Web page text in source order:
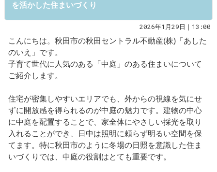
を活かした住まいづくり
2026年1月29日｜13:00
こんにちは。秋田市の秋田セントラル不動産(株)「あした
のいえ」です。
子育て世代に人気のある「中庭」のある住まいについて
ご紹介します。
住宅が密集しやすいエリアでも、外からの視線を気にせ
ずに開放感を得られるのが中庭の魅力です。建物の中心
に中庭を配置することで、家全体にやさしい採光を取り
入れることができ、日中は照明に頼らず明るい空間を保
てます。特に秋田市のように冬場の日照を意識した住ま
いづくりでは、中庭の役割はとても重要です。